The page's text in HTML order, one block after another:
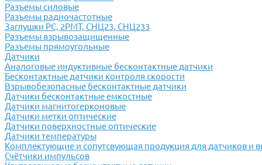
Разъемы силовые
Разъемы радиочастотные
Заглушки РС, 2РМТ, СНЦ23, СНЦ233
Разъемы взрывозащищенные
Разъемы прямоугольные
Датчики
Аналоговые индуктивные бесконтактные датчики
Бесконтактные датчики контроля скорости
Взрывобезопасные бесконтактные датчики
Датчики бесконтактные емкостные
Датчики магнитогерконовые
Датчики метки оптические
Датчики поверхностные оптические
Датчики температуры
Комплектующие и сопутсвующая продукция для датчиков и
Счётчики импульсов